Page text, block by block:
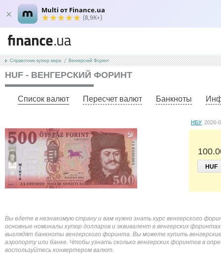
Multi от Finance.ua
(8,9K+)
Справочник купюр мира Венгерский Форинт
HUF - ВЕНГЕРСКИЙ ФОРИНТ
Список валют Пересчет валют Банкноты
НБУ 2026-
HUF
Вы едете в незнакомую страну и вам нужно знать курс венгерского
основные номиналы купюр долларов и эквивалент в венгерских
выглядят банкноты венгерского форинта. Вы можете купить
аэропорту или банке. Чтобы узнать сколько венгерских форинтов в
воспользуйтесь конвертером валют.